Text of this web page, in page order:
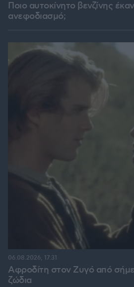
Ποιο αυτοκίνητο βενζίνης
ανεφοδιασμό;
Αφροδίτη στον Ζυγό από
ζώδια
06.08.2026, 17:31